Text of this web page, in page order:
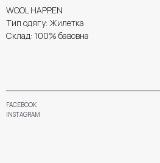
WOOL HAPPEN
Тип одягу: Жилетка
Склад: 100% бавовна
FACEBOOK
INSTAGRAM